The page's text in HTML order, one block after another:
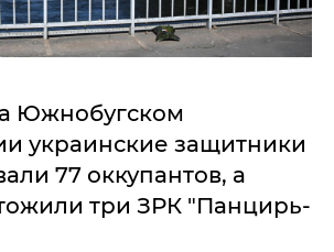
Южнобугском
украинские защитники
77 оккупантов, а
три ЗРК "Панцирь-